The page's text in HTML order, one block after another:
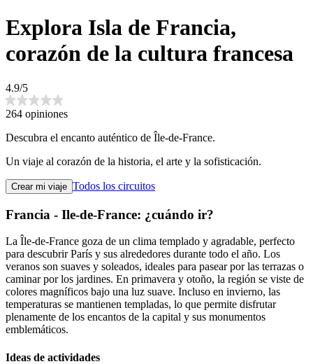
Explora Isla de Francia,
corazón de la cultura francesa
4.9/5
264 opiniones
Descubra el encanto auténtico de Île-de-France.
Un viaje al corazón de la historia, el arte y la sofisticación.
Crear mi viaje Todos los circuitos
Francia - Ile-de-France: ¿cuándo ir?
La Île-de-France goza de un clima templado y agradable, perfecto
para descubrir París y sus alrededores durante todo el año. Los
veranos son suaves y soleados, ideales para pasear por las terrazas o
caminar por los jardines. En primavera y otoño, la región se viste de
colores magníficos bajo una luz suave. Incluso en invierno, las
temperaturas se mantienen templadas, lo que permite disfrutar
plenamente de los encantos de la capital y sus monumentos
emblemáticos.
Ideas de actividades